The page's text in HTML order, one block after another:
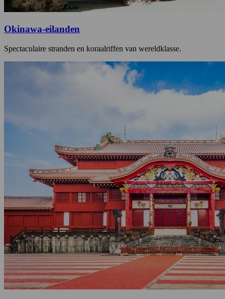
Okinawa-eilanden
Spectaculaire stranden en koraalriffen van wereldklasse.